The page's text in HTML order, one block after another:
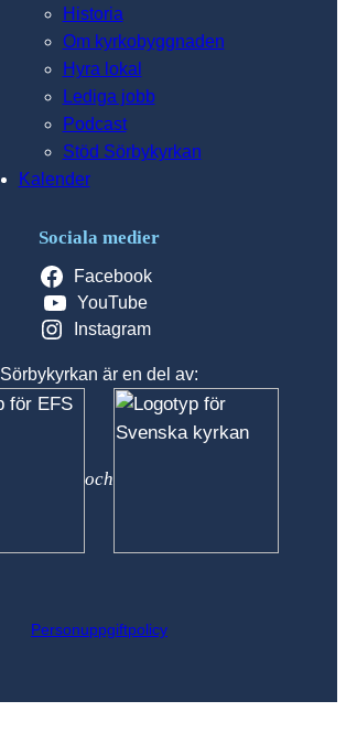
Historia
Om kyrkobyggnaden
Hyra lokal
Lediga jobb
Podcast
Stöd Sörbykyrkan
Kalender
Sociala medier
Facebook
YouTube
Instagram
Sörbykyrkan är en del av:
och
Personuppgiftpolicy